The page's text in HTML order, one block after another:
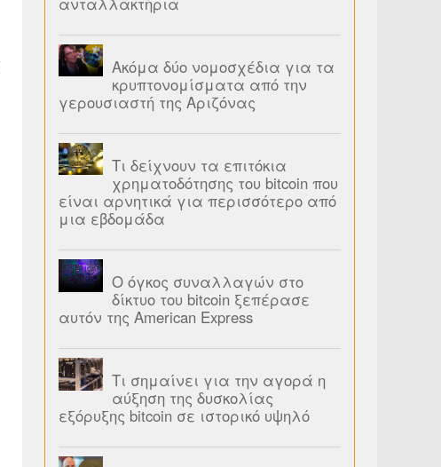
Ακόμα δύο νομοσχέδια για τα
κρυπτονομίσματα από την
γερουσιαστή της Αριζόνας
Τι δείχνουν τα επιτόκια
χρηματοδότησης του bitcoin που
είναι αρνητικά για περισσότερο από
μια εβδομάδα
Ο όγκος συναλλαγών στο
δίκτυο του bitcoin ξεπέρασε
αυτόν της American Express
Τι σημαίνει για την αγορά η
αύξηση της δυσκολίας
εξόρυξης bitcoin σε ιστορικό υψηλό